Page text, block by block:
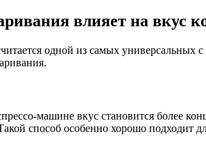
влияет на вкус
одной из самых универсальных
машине вкус становится более
способ особенно хорошо подходит